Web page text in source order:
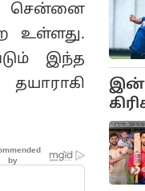
சென்னை
உள்ளது.
இந்த